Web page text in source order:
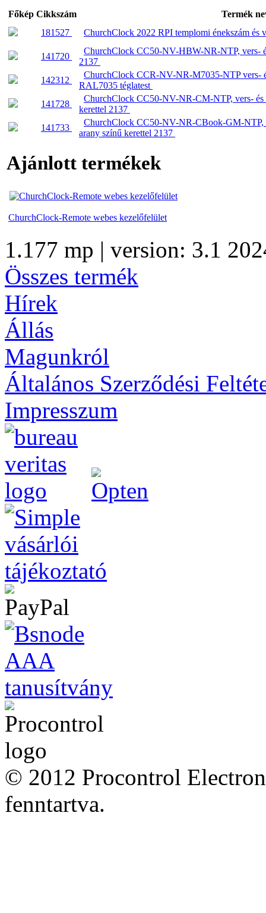
Főkép Cikkszám
Termék
181527
ChurchClock 2022 RPI templomi énekszám és
141720
ChurchClock CC50-NV-HBW-NR-NTP, vers-
2137
142312
ChurchClock CCR-NV-NR-M7035-NTP vers-
RAL7035 téglatest
141728
ChurchClock CC50-NV-NR-CM-NTP, vers- és
kerettel 2137
141733
ChurchClock CC50-NV-NR-CBook-GM-NTP,
arany színű kerettel 2137
Ajánlott termékek
ChurchClock-Remote webes kezelőfelület
1.177 mp | version: 3.1
Összes termék
Hírek
Állás
Magunkról
Általános Szerződési
Impresszum
© 2012 Procontrol
fenntartva.